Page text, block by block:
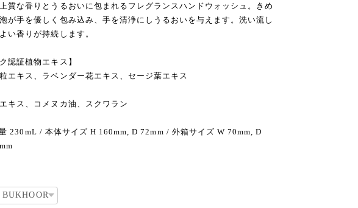
質な香りとうるおいに包まれるフレグランスハンドウォッシュ。きめ
が手を優しく包み込み、手を清浄にしうるおいを与えます。洗い流し
い香りが持続します。
認証植物エキス】
エキス、ラベンダー花エキス、セージ葉エキス
キス、コメヌカ油、スクワラン
230mL / 本体サイズ H 160mm, D 72mm / 外箱サイズ W 70mm, D